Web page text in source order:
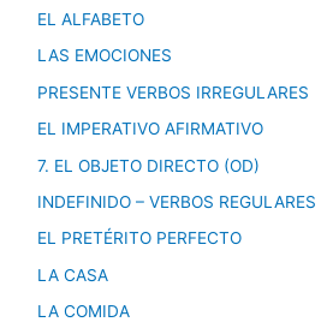
EL ALFABETO
LAS EMOCIONES
PRESENTE VERBOS IRREGULARES
EL IMPERATIVO AFIRMATIVO
7. EL OBJETO DIRECTO (OD)
INDEFINIDO – VERBOS REGULARES
EL PRETÉRITO PERFECTO
LA CASA
LA COMIDA